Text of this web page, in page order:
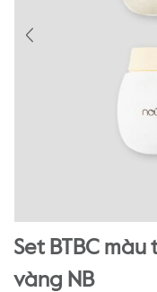
Set BTBC
vàng NB